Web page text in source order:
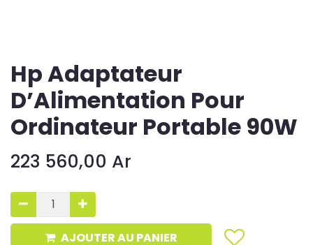
Hp Adaptateur
D’Alimentation Pour
Ordinateur Portable 90W
223 560,00 Ar
AJOUTER AU PANIER